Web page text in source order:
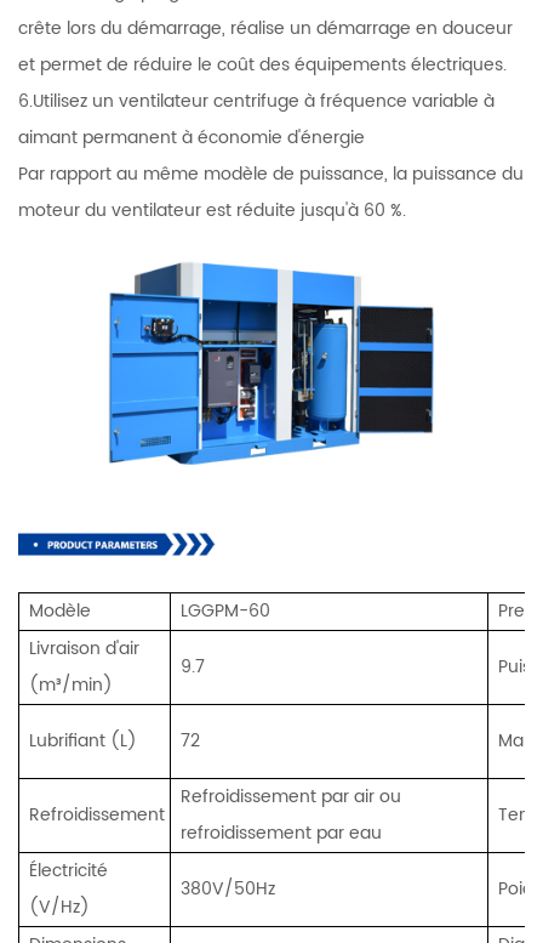
crête lors du démarrage, réalise un démarrage en douceur
et permet de réduire le coût des équipements électriques.
6.Utilisez un ventilateur centrifuge à fréquence variable à
aimant permanent à économie d'énergie
Par rapport au même modèle de puissance, la puissance du
moteur du ventilateur est réduite jusqu'à 60 %.
Modèle LGGPM-60
Livraison d'air
(m³/min)
9.7
Lubrifiant (L) 72
Refroidissement
Refroidissement par air ou
refroidissement par eau
Électricité
(V/Hz)
380V/50Hz